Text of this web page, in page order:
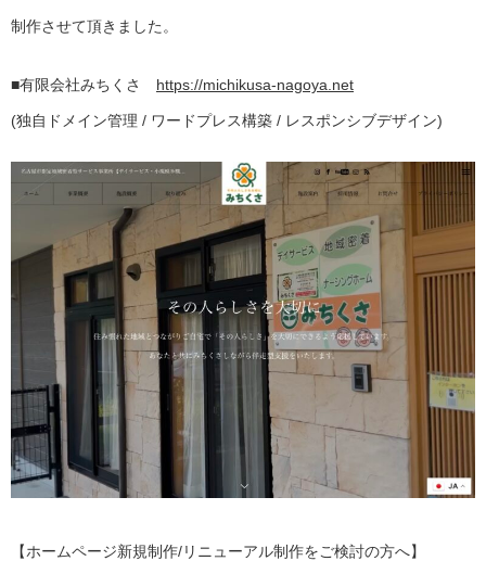
制作させて頂きました。
■有限会社みちくさ https://michikusa-nagoya.net
(独自ドメイン管理 / ワードプレス構築 / レスポンシブデザイン)
【ホームページ新規制作/リニューアル制作をご検討の方へ】